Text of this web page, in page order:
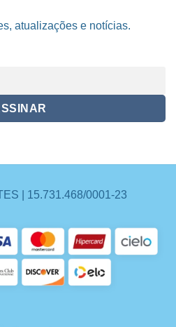
atualizações e notícias.
| 15.731.468/0001-23